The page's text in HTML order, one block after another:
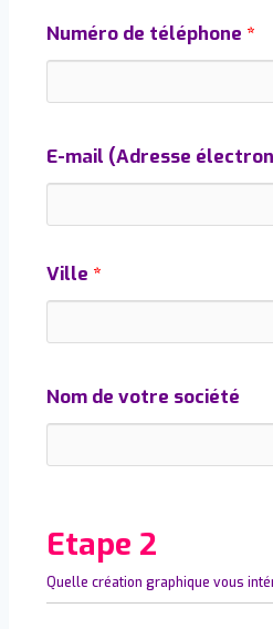
Numéro de téléphone *
E-mail (Adresse
Ville *
Nom de votre société
Etape 2
Quelle création graphique vous